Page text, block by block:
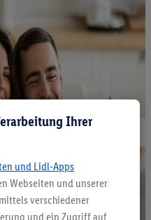
Ihrer
und Lidl-Apps
Webseiten und unserer
verschiedener
und ein Zugriff auf